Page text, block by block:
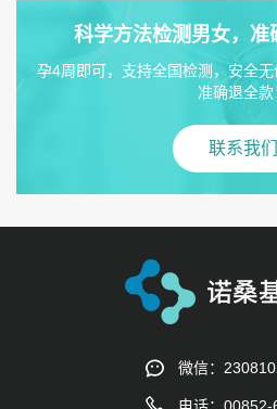
科学方法检测男女，准
孕4周即可，支持全国检测，安全
准确退全款
联系我们
微信：